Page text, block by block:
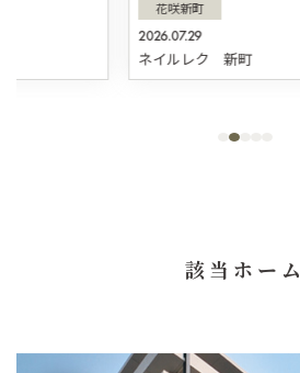
2026.07.29
花咲新町
ネイルレク 新町
該当ホーム